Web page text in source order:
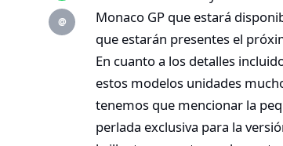
@
Monaco GP que estará
que estarán presentes el
En cuanto a los detalles
estos modelos unidades
tenemos que mencionar la
perlada exclusiva para la